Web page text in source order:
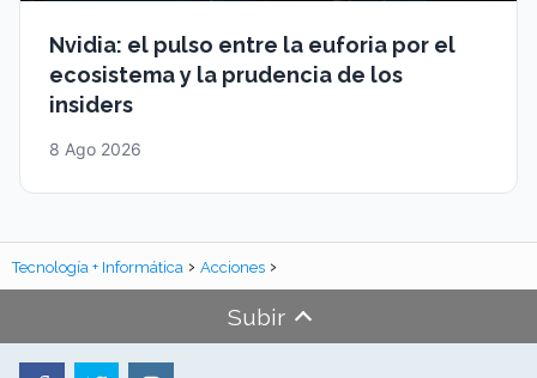
Nvidia: el pulso entre la euforia por el
ecosistema y la prudencia de los
insiders
8 Ago 2026
Tecnología + Informática Acciones
Subir